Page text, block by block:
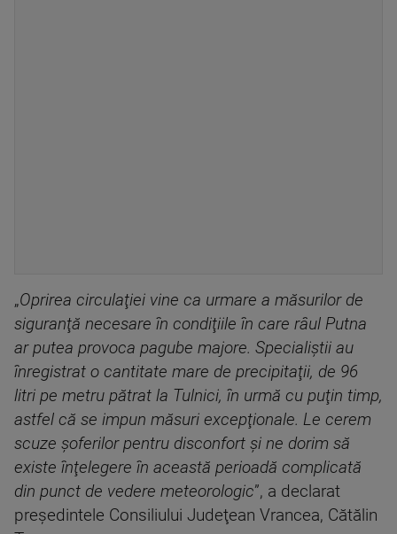
„Oprirea circulaţiei vine ca urmare a măsurilor de
siguranţă necesare în condiţiile în care râul Putna
ar putea provoca pagube majore. Specialiştii au
înregistrat o cantitate mare de precipitaţii, de 96
litri pe metru pătrat la Tulnici, în urmă cu puţin timp,
astfel că se impun măsuri excepţionale. Le cerem
scuze şoferilor pentru disconfort şi ne dorim să
existe înţelegere în această perioadă complicată
din punct de vedere meteorologic”, a declarat
preşedintele Consiliului Judeţean Vrancea, Cătălin